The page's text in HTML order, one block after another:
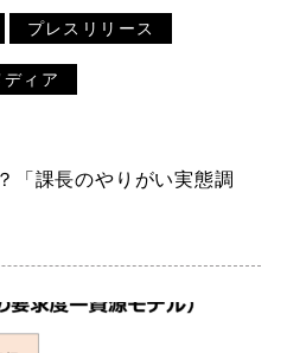
プレスリリース
ディア
「課長のやりがい実態調